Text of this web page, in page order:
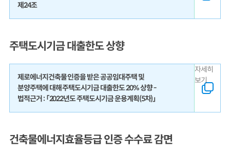
제24조
주택도시기금 대출한도 상향
제로에너지건축물 인증을 받은 공공임대주택 및
분양주택에 대해 주택도시기금 대출한도 20% 상향 -
법적근거 : 「2022년도 주택도시기금 운용계획(5차)」
자세히
보기
건축물에너지효율등급 인증 수수료 감면